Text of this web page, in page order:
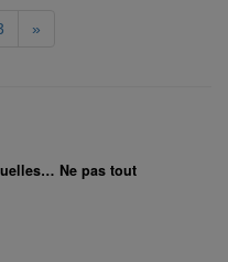
»
Ne pas tout